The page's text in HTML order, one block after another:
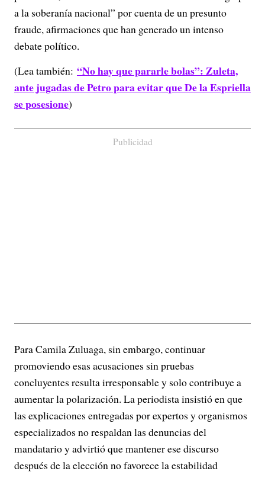
a la soberanía nacional” por cuenta de un presunto
fraude, afirmaciones que han generado un intenso
debate político.
(Lea también: “No hay que pararle bolas”: Zuleta,
ante jugadas de Petro para evitar que De la Espriella
se posesione)
Publicidad
Para Camila Zuluaga, sin embargo, continuar
promoviendo esas acusaciones sin pruebas
concluyentes resulta irresponsable y solo contribuye a
aumentar la polarización. La periodista insistió en que
las explicaciones entregadas por expertos y organismos
especializados no respaldan las denuncias del
mandatario y advirtió que mantener ese discurso
después de la elección no favorece la estabilidad